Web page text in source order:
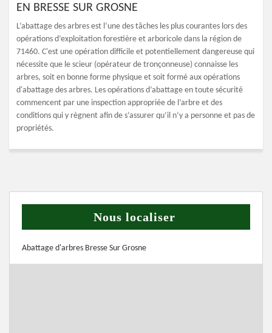
EN BRESSE SUR GROSNE
L’abattage des arbres est l’une des tâches les plus courantes lors des
opérations d’exploitation forestière et arboricole dans la région de
71460. C'est une opération difficile et potentiellement dangereuse qui
nécessite que le scieur (opérateur de tronçonneuse) connaisse les
arbres, soit en bonne forme physique et soit formé aux opérations
d'abattage des arbres. Les opérations d’abattage en toute sécurité
commencent par une inspection appropriée de l’arbre et des
conditions qui y règnent afin de s’assurer qu’il n’y a personne et pas de
propriétés.
Nous localiser
Abattage d'arbres Bresse Sur Grosne